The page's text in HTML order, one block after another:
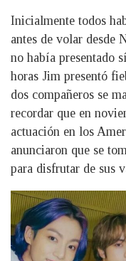
Inicialmente todos
antes de volar desde
no había presentado
horas Jim presentó
dos compañeros se
recordar que en
actuación en los
anunciaron que se
para disfrutar de sus